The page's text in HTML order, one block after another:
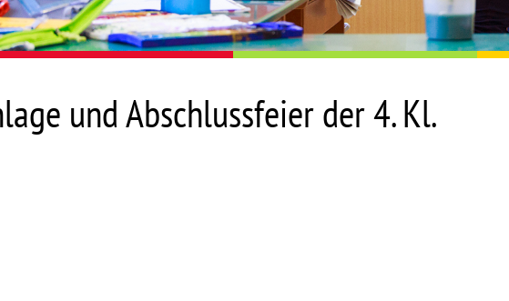
und Abschlussfeier der 4. Kl.